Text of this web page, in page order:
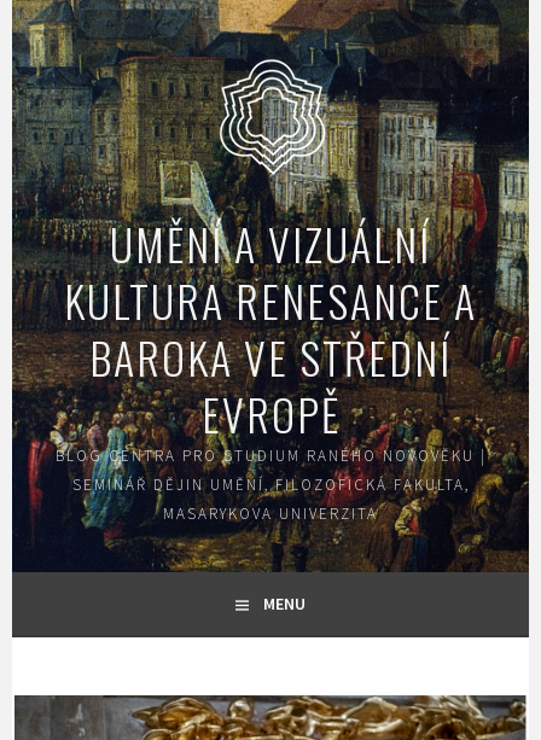
Skip
to
content
UMĚNÍ A VIZUÁLNÍ
KULTURA RENESANCE A
BAROKA VE STŘEDNÍ
EVROPĚ
BLOG CENTRA PRO STUDIUM RANÉHO NOVOVĚKU |
SEMINÁŘ DĚJIN UMĚNÍ, FILOZOFICKÁ FAKULTA,
MASARYKOVA UNIVERZITA
MENU